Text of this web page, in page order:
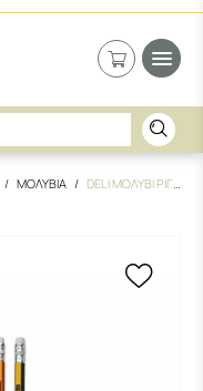
ΜΟΛΥΒΙΑ
DELI ΜΟΛΥΒΙ ΡΙΓΕ